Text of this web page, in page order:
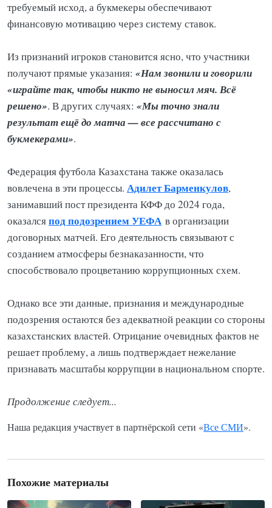
требуемый исход, а букмекеры обеспечивают
финансовую мотивацию через систему ставок.
Из признаний игроков становится ясно, что участники
получают прямые указания: «Нам звонили и говорили
«играйте так, чтобы никто не выносил мяч. Всё
решено». В других случаях: «Мы точно знали
результат ещё до матча — все рассчитано с
букмекерами».
Федерация футбола Казахстана также оказалась
вовлечена в эти процессы. Адилет Барменкулов,
занимавший пост президента КФФ до 2024 года,
оказалсяпод подозрением УЕФАв организации
договорных матчей. Его деятельность связывают с
созданием атмосферы безнаказанности, что
способствовало процветанию коррупционных схем.
Однако все эти данные, признания и международные
подозрения остаются без адекватной реакции со стороны
казахстанских властей. Отрицание очевидных фактов не
решает проблему, а лишь подтверждает нежелание
признавать масштабы коррупции в национальном спорте.
Продолжение следует...
Наша редакция участвует в партнёрской сети «Все СМИ».
Похожие материалы